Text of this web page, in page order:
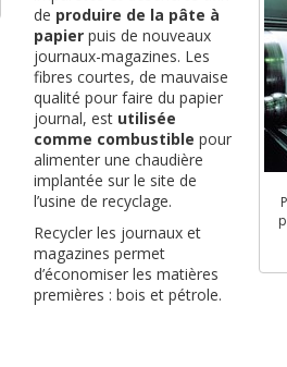
de produire de la pâte à
papier puis de nouveaux
journaux-magazines. Les
fibres courtes, de mauvaise
qualité pour faire du papier
journal, est utilisée
comme combustible pour
alimenter une chaudière
implantée sur le site de
l’usine de recyclage.
Recycler les journaux et
magazines permet
d’économiser les matières
premières : bois et pétrole.